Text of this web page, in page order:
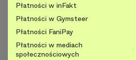
Płatności w inFakt
Płatności w Gymsteer
Płatności FaniPay
Płatności w mediach
społecznościowych